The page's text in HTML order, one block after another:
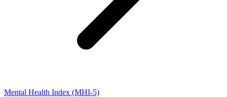
Mental Health Index (MHI-5)